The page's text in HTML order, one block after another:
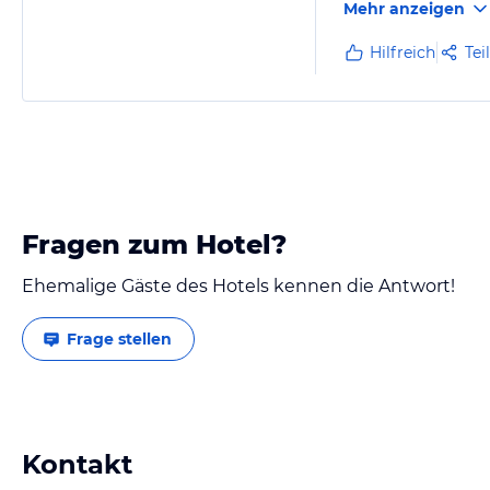
Angemessenes
Handy-
lohnenswertes
Mehr anzeigen
Hilfreich
Fragen zum Hotel?
Ehemalige Gäste des Hotels kennen die Antwort!
Frage stellen
Kontakt